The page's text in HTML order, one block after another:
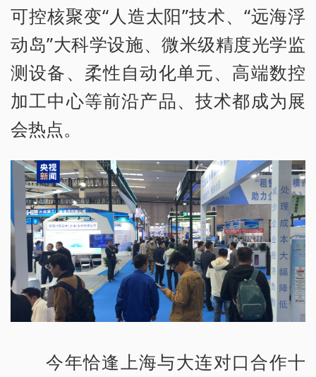
可控核聚变“人造太阳”技术、“远海浮
动岛”大科学设施、微米级精度光学监
测设备、柔性自动化单元、高端数控
加工中心等前沿产品、技术都成为展
会热点。
今年恰逢上海与大连对口合作十